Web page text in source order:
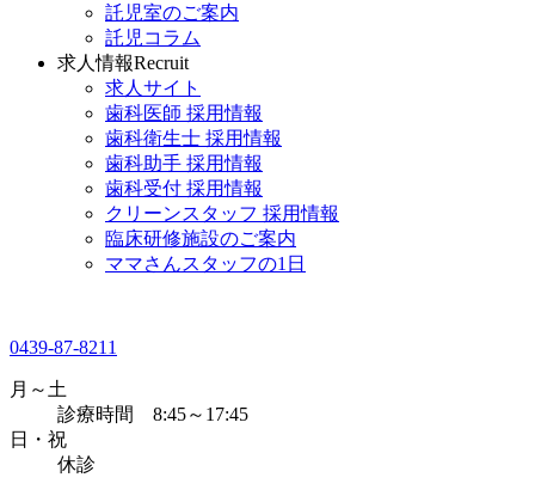
託児室のご案内
託児コラム
求人情報Recruit
求人サイト
歯科医師 採用情報
歯科衛生士 採用情報
歯科助手 採用情報
歯科受付 採用情報
クリーンスタッフ 採用情報
臨床研修施設のご案内
ママさんスタッフの1日
0439-87-8211
月～土
診療時間 8:45～17:45
日・祝
休診